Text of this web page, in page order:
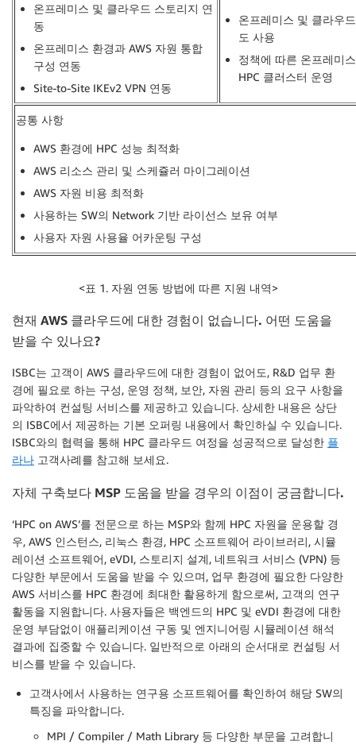
온프레미스 및 클라우드 스토리지 연
동
온프레미스 환경과 AWS 자원 통합
구성 연동
Site-to-Site IKEv2 VPN 연동
온프레미스 및 클라우
도 사용
정책에 따른 온프레미
HPC 클러스터 운영
공통 사항
AWS 환경에 HPC 성능 최적화
AWS 리소스 관리 및 스케쥴러 마이그레이션
AWS 자원 비용 최적화
사용하는 SW의 Network 기반 라이선스 보유 여부
사용자 자원 사용율 어카운팅 구성
<표 1. 자원 연동 방법에 따른 지원 내역>
현재 AWS 클라우드에 대한 경험이 없습니다. 어떤 도움을
받을 수 있나요?
ISBC는 고객이 AWS 클라우드에 대한 경험이 없어도, R&D 업무 환
경에 필요로 하는 구성, 운영 정책, 보안, 자원 관리 등의 요구 사항을
파악하여 컨설팅 서비스를 제공하고 있습니다. 상세한 내용은 상단
의 ISBC에서 제공하는 기본 오퍼링 내용에서 확인하실 수 있습니다.
ISBC와의 협력을 통해 HPC 클라우드 여정을 성공적으로 달성한 플
라나 고객사례를 참고해 보세요.
자체 구축보다 MSP 도움을 받을 경우의 이점이 궁금합니다.
‘HPC on AWS’를 전문으로 하는 MSP와 함께 HPC 자원을 운용할 경
우, AWS 인스턴스, 리눅스 환경, HPC 소프트웨어 라이브러리, 시뮬
레이션 소프트웨어, eVDI, 스토리지 설계, 네트워크 서비스 (VPN) 등
다양한 부문에서 도움을 받을 수 있으며, 업무 환경에 필요한 다양한
AWS 서비스를 HPC 환경에 최대한 활용하게 함으로써, 고객의 연구
활동을 지원합니다. 사용자들은 백엔드의 HPC 및 eVDI 환경에 대한
운영 부담없이 애플리케이션 구동 및 엔지니어링 시뮬레이션 해석
결과에 집중할 수 있습니다. 일반적으로 아래의 순서대로 컨설팅 서
비스를 받을 수 있습니다.
고객사에서 사용하는 연구용 소프트웨어를 확인하여 해당 SW의
특징을 파악합니다.
MPI / Compiler / Math Library 등 다양한 부문을 고려합니